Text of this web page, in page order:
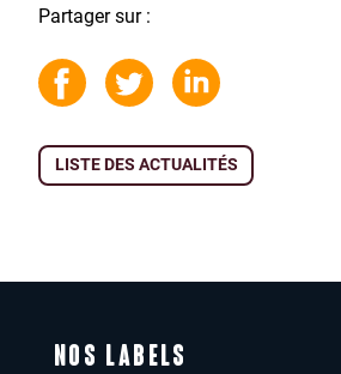
Partager sur :
LISTE DES ACTUALITÉS
NOS LABELS